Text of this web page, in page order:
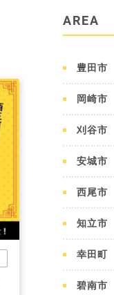
AREA
豊田市
岡崎市
刈谷市
安城市
西尾市
知立市
幸田町
碧南市